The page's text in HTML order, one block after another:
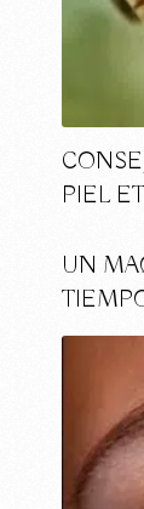
PIEL
UN